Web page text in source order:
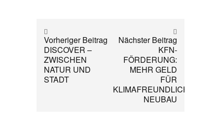
Vorheriger Beitrag
DISCOVER –
ZWISCHEN
NATUR UND
STADT
Nächster Beitrag
KFN-
FÖRDERUNG:
MEHR GELD
FÜR
KLIMAFREUNDLICHEN
NEUBAU